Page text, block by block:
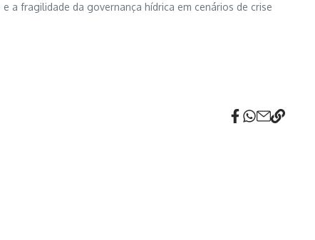
fragilidade da governança hídrica em cenários de crise